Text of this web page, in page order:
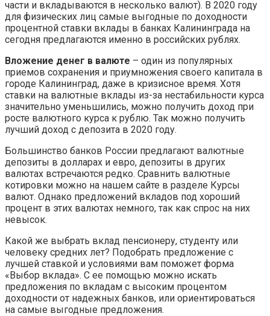
части и вкладываются в несколько валют). В 2020 году
для физических лиц самые выгодные по доходности
процентной ставки вклады в банках Калининграда на
сегодня предлагаются именно в российских рублях.
Вложение денег в валюте – один из популярных
приемов сохранения и приумножения своего капитала в
городе Калининград, даже в кризисное время. Хотя
ставки на валютные вклады из-за нестабильности курса
значительно уменьшились, можно получить доход при
росте валютного курса к рублю. Так можно получить
лучший доход с депозита в 2020 году.
Большинство банков России предлагают валютные
депозиты в долларах и евро, депозиты в других
валютах встречаются редко. Сравнить валютные
котировки можно на нашем сайте в разделе Курсы
валют. Однако предложений вкладов под хороший
процент в этих валютах немного, так как спрос на них
невысок.
Какой же выбрать вклад пенсионеру, студенту или
человеку средних лет? Подобрать предложение с
лучшей ставкой и условиями вам поможет форма
«Выбор вклада». С ее помощью можно искать
предложения по вкладам с высоким процентом
доходности от надежных банков, или ориентироваться
на самые выгодные предложения.